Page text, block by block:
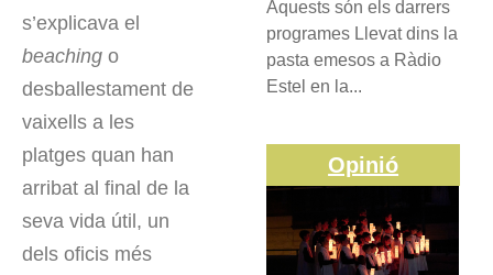
s’explicava el
beaching o
desballestament de
vaixells a les
platges quan han
arribat al final de la
seva vida útil, un
dels oficis més
Aquests són els darrers
programes Llevat dins la
pasta emesos a Ràdio
Estel en la...
Opinió